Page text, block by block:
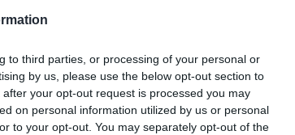
to third parties, or processing of your personal or
by us, please use the below opt-out section to
your opt-out request is processed you may
on personal information utilized by us or personal
to your opt-out. You may separately opt-out of the